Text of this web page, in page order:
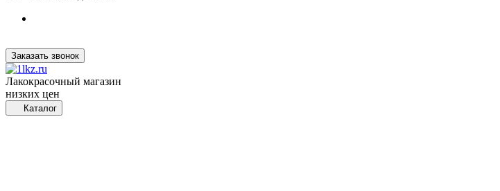
Заказать звонок
Лакокрасочный магазин
низких цен
Каталог